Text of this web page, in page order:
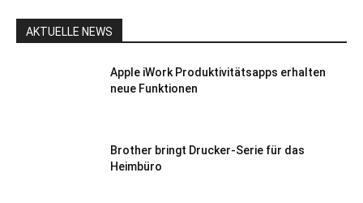
AKTUELLE NEWS
Apple iWork Produktivitätsapps erhalten
neue Funktionen
Brother bringt Drucker-Serie für das
Heimbüro